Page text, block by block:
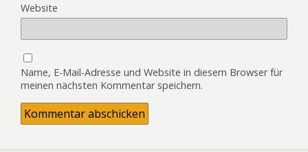
Website
Name, E-Mail-Adresse und Website in diesem Browser für
meinen nächsten Kommentar speichern.